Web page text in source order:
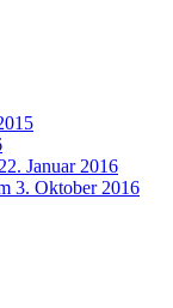
Januar 2016
3. Oktober 2016